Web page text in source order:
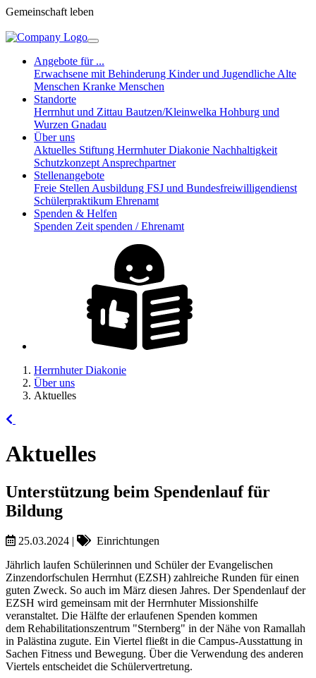
Gemeinschaft leben
Angebote für ...
Erwachsene mit Behinderung Kinder und Jugendliche Alte
Menschen Kranke Menschen
Standorte
Herrnhut und Zittau Bautzen/Kleinwelka Hohburg und
Wurzen Gnadau
Über uns
Aktuelles Stiftung Herrnhuter Diakonie Nachhaltigkeit
Schutzkonzept Ansprechpartner
Stellenangebote
Freie Stellen Ausbildung FSJ und Bundesfreiwilligendienst
Schülerpraktikum Ehrenamt
Spenden & Helfen
Spenden Zeit spenden / Ehrenamt
Herrnhuter Diakonie
Über uns
Aktuelles
Aktuelles
Unterstützung beim Spendenlauf für
Bildung
25.03.2024 |
Einrichtungen
Jährlich laufen Schülerinnen und Schüler der Evangelischen
Zinzendorfschulen Herrnhut (EZSH) zahlreiche Runden für einen
guten Zweck. So auch im März diesen Jahres. Der Spendenlauf der
EZSH wird gemeinsam mit der Herrnhuter Missionshilfe
veranstaltet. Die Hälfte der erlaufenen Spenden kommen
dem Rehabilitationszentrum "Sternberg" in der Nähe von Ramallah
in Palästina zugute. Ein Viertel fließt in die Campus-Ausstattung in
Sachen Fitness und Bewegung. Über die Verwendung des anderen
Viertels entscheidet die Schülervertretung.